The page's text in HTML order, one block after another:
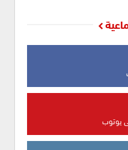
يوتوب